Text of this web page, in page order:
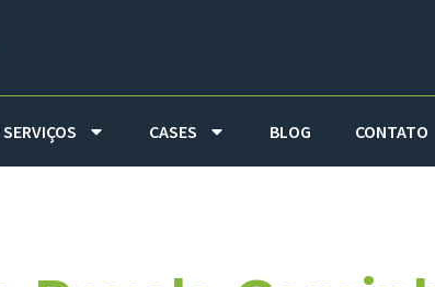
SERVIÇOS CASES BLOG CONTATO